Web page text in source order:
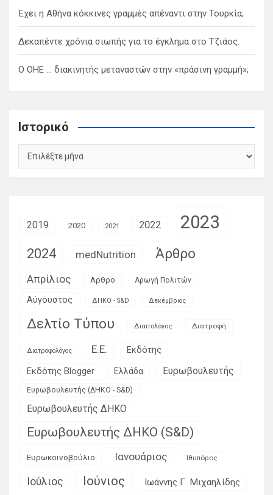
Έχει η Αθήνα κόκκινες γραμμές απέναντι στην Τουρκία;
Δεκαπέντε χρόνια σιωπής για το έγκλημα στο Τζιάος.
Ο ΟΗΕ … διακινητής μεταναστών στην «πράσινη γραμμή»;
Ιστορικό
Ιστορικό
2019 2020 2021 2022 2023
2024 medNutrition Άρθρο
Απρίλιος Αρθρο Αρωγή Πολιτών
Αύγουστος ΔΗΚΟ - S&D Δεκέμβριος
Δελτίο Τύπου Διαιτολόγος Διατροφή
Διατροφολόγος Ε.Ε. Εκδότης
Εκδότης Blogger Ελλάδα Ευρωβουλευτής
Ευρωβουλευτής (ΔΗΚΟ - S&D)
Ευρωβουλευτής ΔΗΚΟ
Ευρωβουλευτής ΔΗΚΟ (S&D)
Ευρωκοινοβούλιο Ιανουάριος Ιθυπόρος
Ιούλιος Ιούνιος Ιωάννης Γ. Μιχαηλίδης